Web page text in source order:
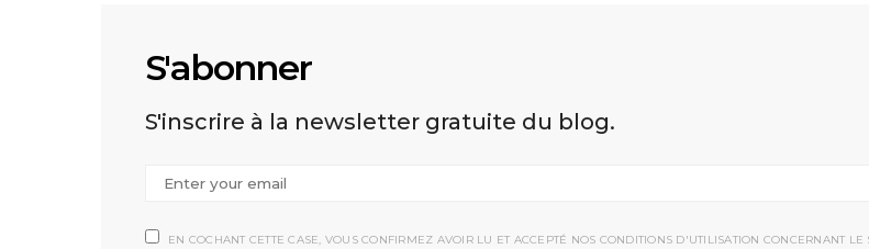
S'abonner
S'inscrire à la newsletter gratuite du blog.
EN COCHANT CETTE CASE, VOUS CONFIRMEZ AVOIR LU ET ACCEPTÉ NOS CONDITIONS D'UTILISATION CONCERNANT